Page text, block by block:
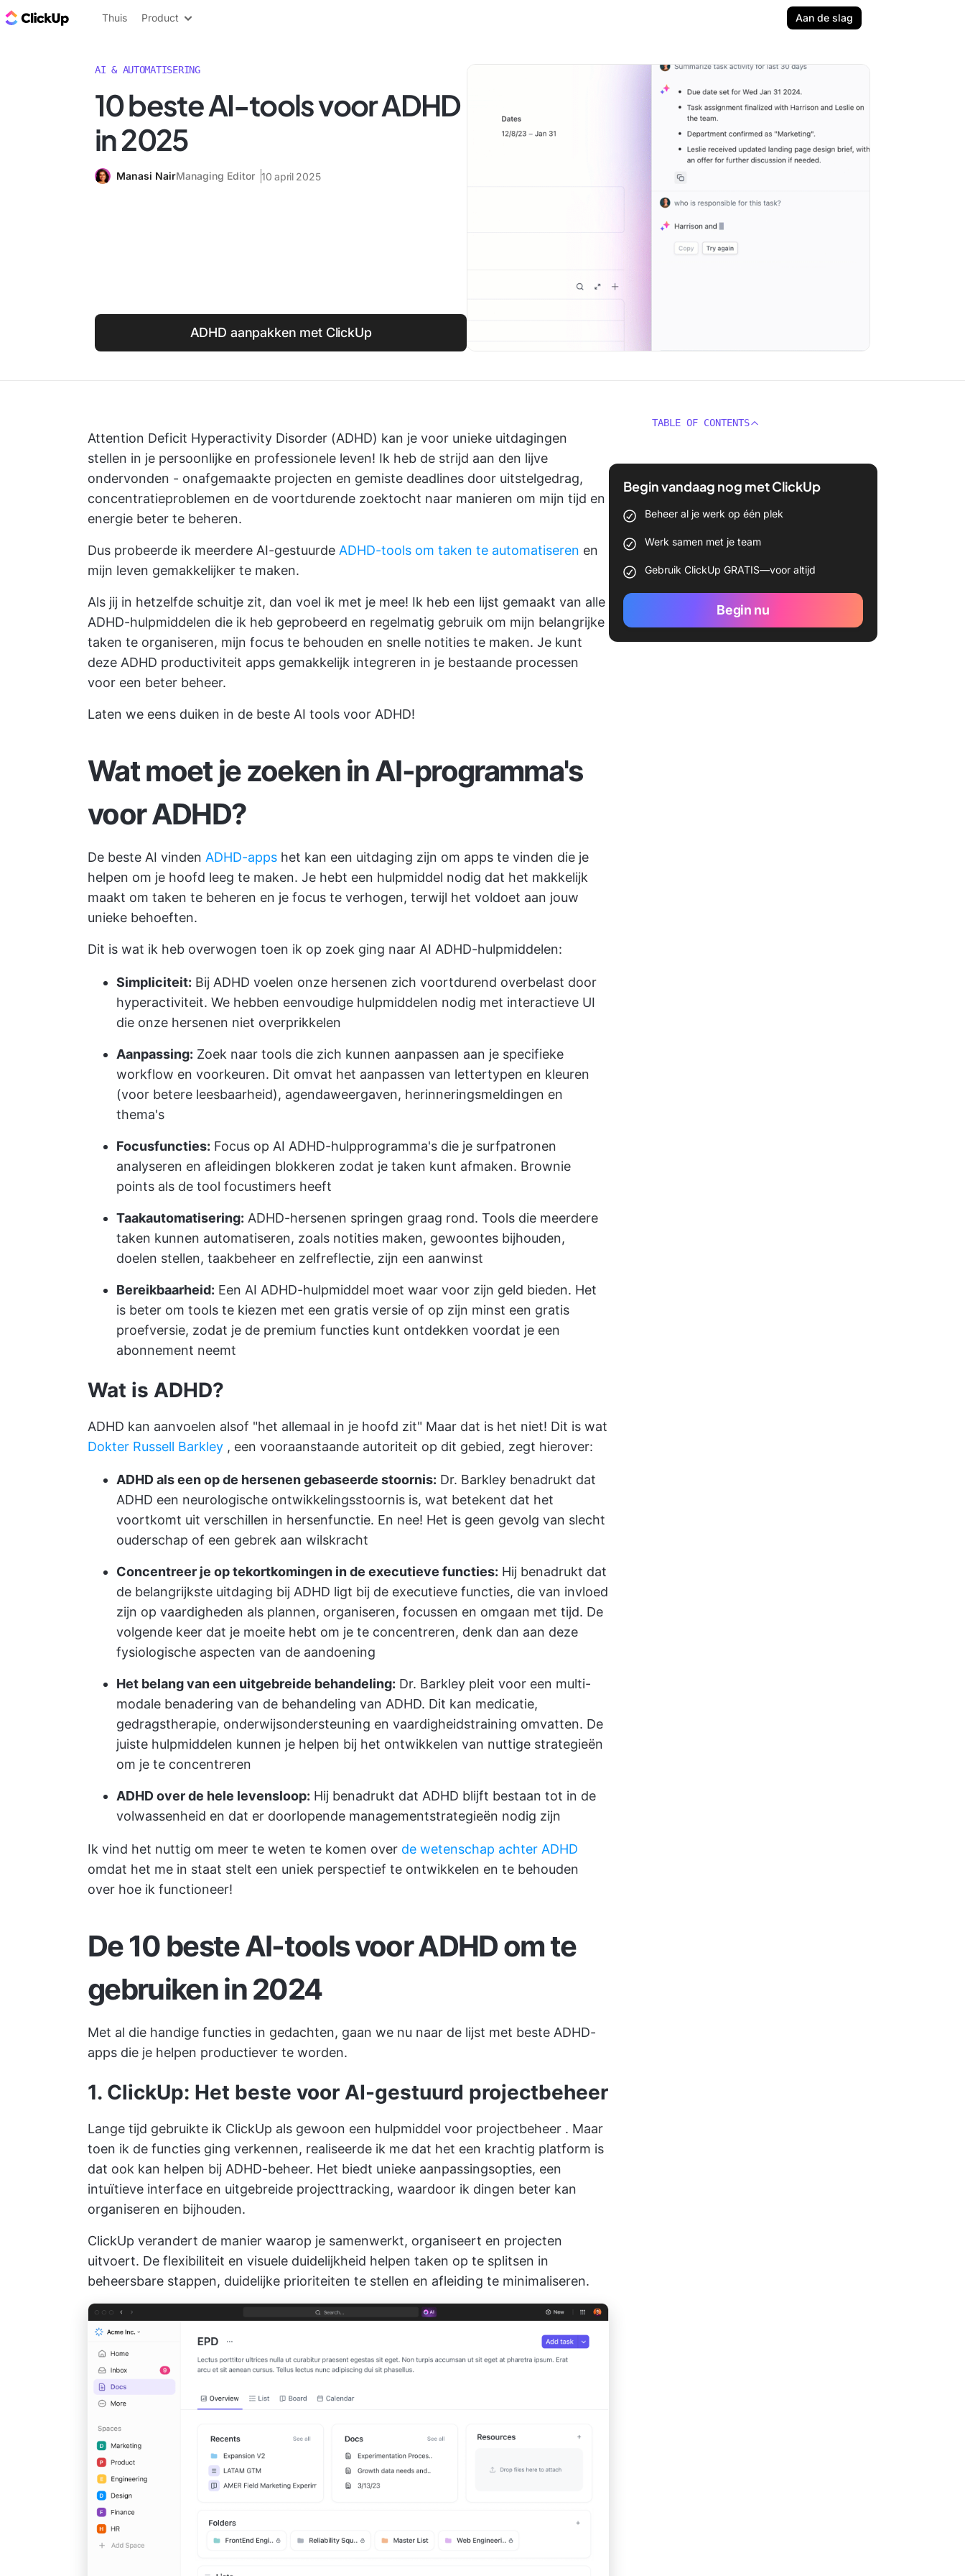
ClickUp Blog
Thuis Product Aan de slag
AI & AUTOMATISERING
10 beste AI-tools voor ADHD
in 2025
Manasi NairManaging Editor 10 april 2025
ADHD aanpakken met ClickUp
Attention Deficit Hyperactivity Disorder (ADHD) kan je voor unieke uitdagingen
stellen in je persoonlijke en professionele leven! Ik heb de strijd aan den lijve
ondervonden - onafgemaakte projecten en gemiste deadlines door uitstelgedrag,
concentratieproblemen en de voortdurende zoektocht naar manieren om mijn tijd en
energie beter te beheren.
Dus probeerde ik meerdere AI-gestuurde ADHD-tools om taken te automatiseren en
mijn leven gemakkelijker te maken.
Als jij in hetzelfde schuitje zit, dan voel ik met je mee! Ik heb een lijst gemaakt van alle
ADHD-hulpmiddelen die ik heb geprobeerd en regelmatig gebruik om mijn belangrijke
taken te organiseren, mijn focus te behouden en snelle notities te maken. Je kunt
deze ADHD productiviteit apps gemakkelijk integreren in je bestaande processen
voor een beter beheer.
Laten we eens duiken in de beste AI tools voor ADHD!
Wat moet je zoeken in AI-programma's
voor ADHD?
De beste AI vinden ADHD-apps het kan een uitdaging zijn om apps te vinden die je
helpen om je hoofd leeg te maken. Je hebt een hulpmiddel nodig dat het makkelijk
maakt om taken te beheren en je focus te verhogen, terwijl het voldoet aan jouw
unieke behoeften.
Dit is wat ik heb overwogen toen ik op zoek ging naar AI ADHD-hulpmiddelen:
Simpliciteit: Bij ADHD voelen onze hersenen zich voortdurend overbelast door
hyperactiviteit. We hebben eenvoudige hulpmiddelen nodig met interactieve UI
die onze hersenen niet overprikkelen
Aanpassing: Zoek naar tools die zich kunnen aanpassen aan je specifieke
workflow en voorkeuren. Dit omvat het aanpassen van lettertypen en kleuren
(voor betere leesbaarheid), agendaweergaven, herinneringsmeldingen en
thema's
Focusfuncties: Focus op AI ADHD-hulpprogramma's die je surfpatronen
analyseren en afleidingen blokkeren zodat je taken kunt afmaken. Brownie
points als de tool focustimers heeft
Taakautomatisering: ADHD-hersenen springen graag rond. Tools die meerdere
taken kunnen automatiseren, zoals notities maken, gewoontes bijhouden,
doelen stellen, taakbeheer en zelfreflectie, zijn een aanwinst
Bereikbaarheid: Een AI ADHD-hulpmiddel moet waar voor zijn geld bieden. Het
is beter om tools te kiezen met een gratis versie of op zijn minst een gratis
proefversie, zodat je de premium functies kunt ontdekken voordat je een
abonnement neemt
Wat is ADHD?
ADHD kan aanvoelen alsof "het allemaal in je hoofd zit" Maar dat is het niet! Dit is wat
Dokter Russell Barkley , een vooraanstaande autoriteit op dit gebied, zegt hierover:
ADHD als een op de hersenen gebaseerde stoornis: Dr. Barkley benadrukt dat
ADHD een neurologische ontwikkelingsstoornis is, wat betekent dat het
voortkomt uit verschillen in hersenfunctie. En nee! Het is geen gevolg van slecht
ouderschap of een gebrek aan wilskracht
Concentreer je op tekortkomingen in de executieve functies: Hij benadrukt dat
de belangrijkste uitdaging bij ADHD ligt bij de executieve functies, die van invloed
zijn op vaardigheden als plannen, organiseren, focussen en omgaan met tijd. De
volgende keer dat je moeite hebt om je te concentreren, denk dan aan deze
fysiologische aspecten van de aandoening
Het belang van een uitgebreide behandeling: Dr. Barkley pleit voor een multi-
modale benadering van de behandeling van ADHD. Dit kan medicatie,
gedragstherapie, onderwijsondersteuning en vaardigheidstraining omvatten. De
juiste hulpmiddelen kunnen je helpen bij het ontwikkelen van nuttige strategieën
om je te concentreren
ADHD over de hele levensloop: Hij benadrukt dat ADHD blijft bestaan tot in de
volwassenheid en dat er doorlopende managementstrategieën nodig zijn
Ik vind het nuttig om meer te weten te komen over de wetenschap achter ADHD
omdat het me in staat stelt een uniek perspectief te ontwikkelen en te behouden
over hoe ik functioneer!
De 10 beste AI-tools voor ADHD om te
gebruiken in 2024
Met al die handige functies in gedachten, gaan we nu naar de lijst met beste ADHD-
apps die je helpen productiever te worden.
1. ClickUp: Het beste voor AI-gestuurd projectbeheer
Lange tijd gebruikte ik ClickUp als gewoon een hulpmiddel voor projectbeheer . Maar
toen ik de functies ging verkennen, realiseerde ik me dat het een krachtig platform is
dat ook kan helpen bij ADHD-beheer. Het biedt unieke aanpassingsopties, een
intuïtieve interface en uitgebreide projecttracking, waardoor ik dingen beter kan
organiseren en bijhouden.
ClickUp verandert de manier waarop je samenwerkt, organiseert en projecten
uitvoert. De flexibiliteit en visuele duidelijkheid helpen taken op te splitsen in
beheersbare stappen, duidelijke prioriteiten te stellen en afleiding te minimaliseren.
TABLE OF CONTENTS
Begin vandaag nog met ClickUp
Beheer al je werk op één plek
Werk samen met je team
Gebruik ClickUp GRATIS—voor altijd
Begin nu